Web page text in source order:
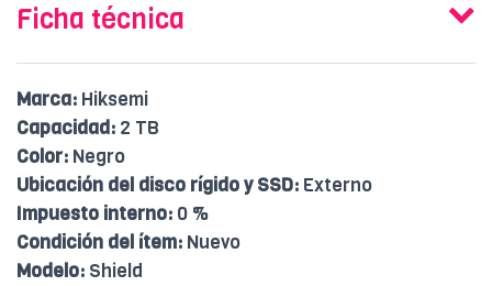
Ficha técnica
Marca: Hiksemi
Capacidad: 2 TB
Color: Negro
Ubicación del disco rígido y SSD: Externo
Impuesto interno: 0 %
Condición del ítem: Nuevo
Modelo: Shield